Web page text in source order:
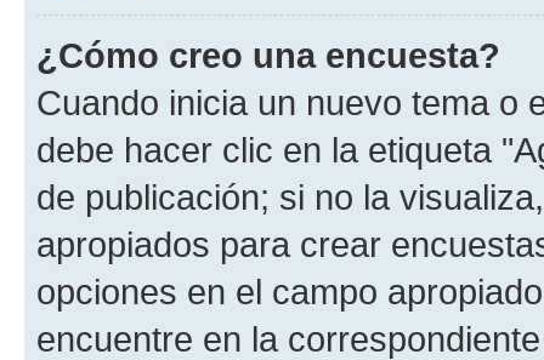
¿Cómo creo una encuesta?
Cuando inicia un nuevo tema o
debe hacer clic en la etiqueta
de publicación; si no la
apropiados para crear
opciones en el campo
encuentre en la